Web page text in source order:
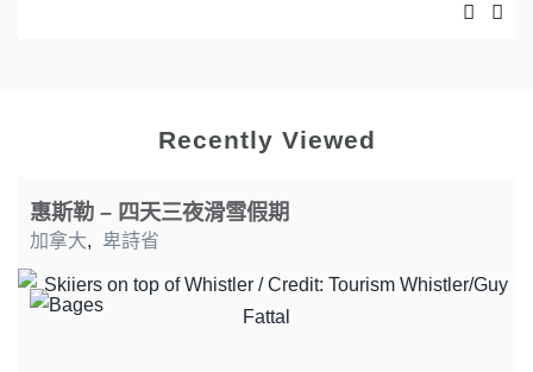
Recently Viewed
惠斯勒 – 四天三夜滑雪假期
加拿大, 卑詩省